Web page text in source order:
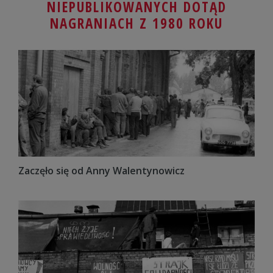
NIEPUBLIKOWANYCH DOTĄD
NAGRANIACH Z 1980 ROKU
Zaczęło się od Anny Walentynowicz